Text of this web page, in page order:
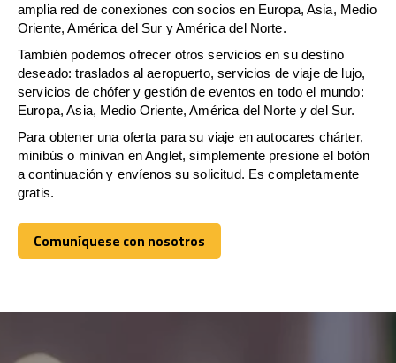
amplia red de conexiones con socios en Europa, Asia, Medio
Oriente, América del Sur y América del Norte.
También podemos ofrecer otros servicios en su destino
deseado: traslados al aeropuerto, servicios de viaje de lujo,
servicios de chófer y gestión de eventos en todo el mundo:
Europa, Asia, Medio Oriente, América del Norte y del Sur.
Para obtener una oferta para su viaje en autocares chárter,
minibús o minivan en Anglet, simplemente presione el botón
a continuación y envíenos su solicitud. Es completamente
gratis.
Comuníquese con nosotros
Comuníquese con nosotros